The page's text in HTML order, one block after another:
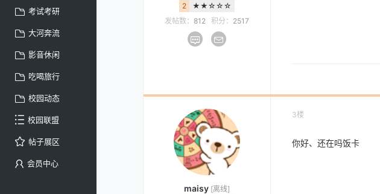
考试考研
大河奔流
影音休闲
吃喝旅行
校园动态
校园联盟
帖子展区
会员中心
2
★★☆☆☆
发帖数： 812 积分： 2517
maisy [离线]
3楼
你好、还在吗饭卡